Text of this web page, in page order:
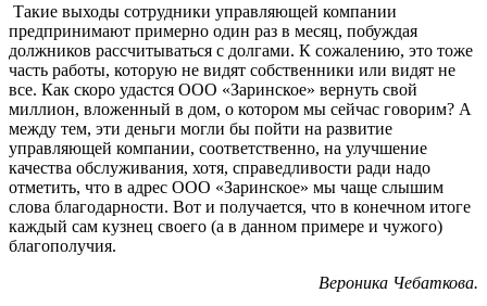
Такие выходы сотрудники управляющей компании
предпринимают примерно один раз в месяц, побуждая
должников рассчитываться с долгами. К сожалению, это тоже
часть работы, которую не видят собственники или видят не
все. Как скоро удастся ООО «Заринское» вернуть свой
миллион, вложенный в дом, о котором мы сейчас говорим? А
между тем, эти деньги могли бы пойти на развитие
управляющей компании, соответственно, на улучшение
качества обслуживания, хотя, справедливости ради надо
отметить, что в адрес ООО «Заринское» мы чаще слышим
слова благодарности. Вот и получается, что в конечном итоге
каждый сам кузнец своего (а в данном примере и чужого)
благополучия.
Вероника Чебаткова.